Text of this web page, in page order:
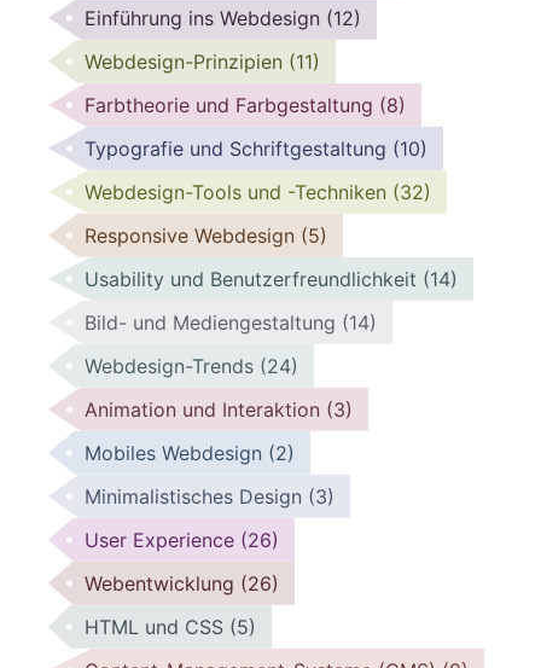
Einführung ins Webdesign (12)
Webdesign-Prinzipien (11)
Farbtheorie und Farbgestaltung (8)
Typografie und Schriftgestaltung (10)
Webdesign-Tools und -Techniken (32)
Responsive Webdesign (5)
Usability und Benutzerfreundlichkeit (14)
Bild- und Mediengestaltung (14)
Webdesign-Trends (24)
Animation und Interaktion (3)
Mobiles Webdesign (2)
Minimalistisches Design (3)
User Experience (26)
Webentwicklung (26)
HTML und CSS (5)